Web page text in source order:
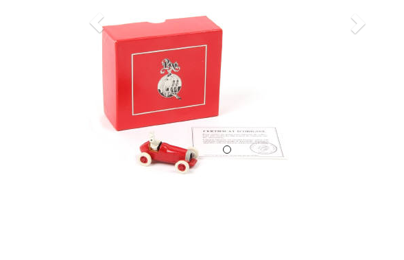
Précédént Suivant